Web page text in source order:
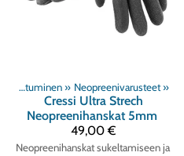
Sukelluspukeutuminen ‪» Neopreenivarusteet ‪»
Cressi Ultra Strech
Neopreenihanskat 5mm
49,00 €
Neopreenihanskat sukeltamiseen ja